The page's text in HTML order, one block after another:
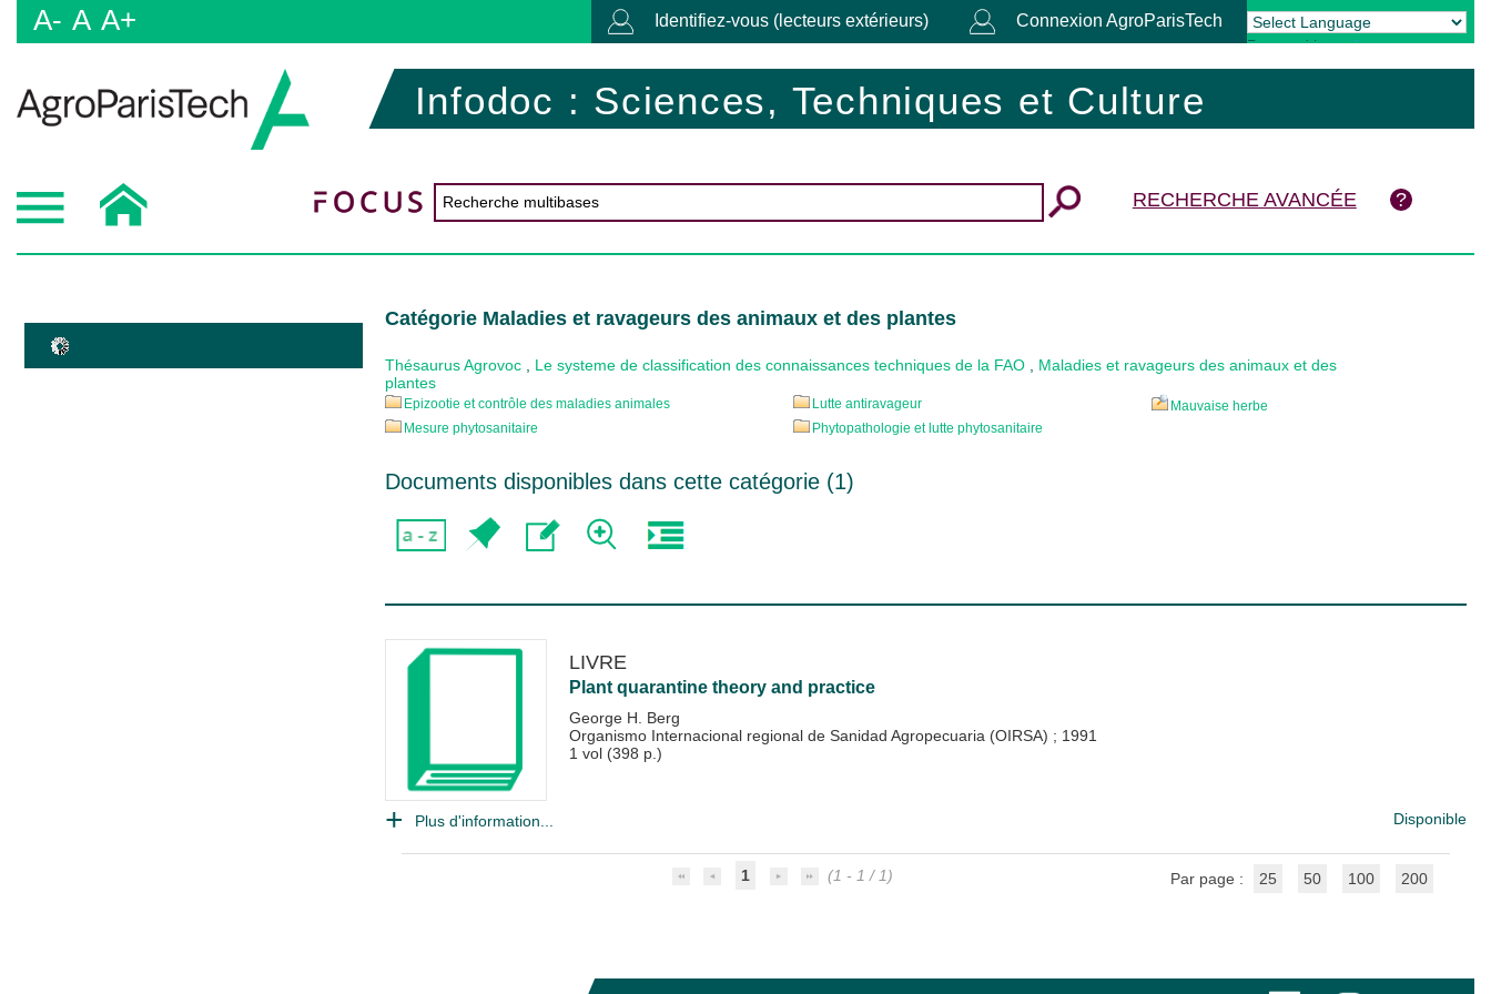
A- A A+ Identifiez-vous (lecteurs extérieurs) Connexion AgroParisTech
Powered by Translate
Infodoc : Sciences, Techniques et Culture
RECHERCHE AVANCÉE
Catégorie Maladies et ravageurs des animaux et des plantes
Thésaurus Agrovoc Le systeme de classification des connaissances techniques de la FAO
Maladies et ravageurs des animaux et des
plantes
Epizootie et contrôle des maladies animales Lutte antiravageur
Mauvaise herbe
Mesure phytosanitaire
Phytopathologie et lutte phytosanitaire
Documents disponibles dans cette catégorie (1)
LIVRE
Plant quarantine theory and practice
George H. Berg
Organismo Internacional regional de Sanidad Agropecuaria (OIRSA) ; 1991
1 vol (398 p.)
Plus d'information... Disponible
1 (1 - 1 / 1) Par page : 25 50 100 200